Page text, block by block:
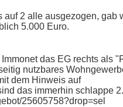
auf 2 alle ausgezogen, gab
5.000 Euro.
das EG rechts als
nutzbares
dem Hinweis auf
das immerhin schlappe
25605758?drop=sel